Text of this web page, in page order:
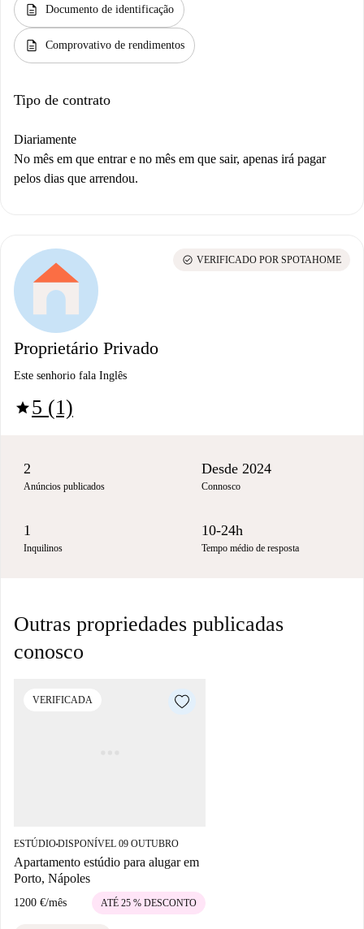
description Documento de identificação
description Comprovativo de rendimentos
Tipo de contrato
Diariamente
No mês em que entrar e no mês em que sair, apenas irá pagar
pelos dias que arrendou.
Proprietário Privado
Este senhorio fala Inglês
star5 (1)
check_circle VERIFICADO POR SPOTAHOME
2
Anúncios publicados
Desde 2024
Connosco
1
Inquilinos
10-24h
Tempo médio de resposta
Outras propriedades publicadas
conosco
VERIFICADA
ESTÚDIO■DISPONÍVEL 09 OUTUBRO
Apartamento estúdio para alugar em
Porto, Nápoles
1200 €/mês ATÉ 25 % DESCONTO